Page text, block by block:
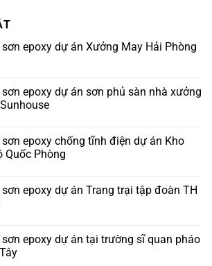
sơn epoxy dự án Xưởng May Hải Phòng
sơn epoxy dự án sơn phủ sàn nhà xưởng
sơn epoxy chống tĩnh điện dự án Kho
Quốc Phòng
sơn epoxy dự án Trang trại tập đoàn TH
sơn epoxy dự án tại trường sĩ quan pháo